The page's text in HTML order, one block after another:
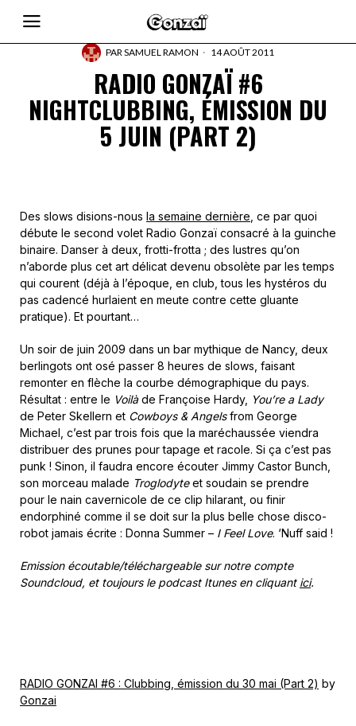
PARSAMUEL RAMON 14 AOÛT 2011
RADIO GONZAÏ #6
NIGHTCLUBBING, ÉMISSION DU
5 JUIN (PART 2)
Des slows disions-nous la semaine dernière , ce par quoi
débute le second volet Radio Gonzaï consacré à la guinche
binaire. Danser à deux, frotti-frotta ; des lustres qu’on
n’aborde plus cet art délicat devenu obsolète par les temps
qui courent (déjà à l’époque, en club, tous les hystéros du
pas cadencé hurlaient en meute contre cette gluante
pratique). Et pourtant…
Un soir de juin 2009 dans un bar mythique de Nancy, deux
berlingots ont osé passer 8 heures de slows, faisant
remonter en flèche la courbe démographique du pays.
Résultat : entre le Voilàde Françoise Hardy, You’re a Lady
de Peter Skellern et Cowboys & Angelsfrom George
Michael, c’est par trois fois que la maréchaussée viendra
distribuer des prunes pour tapage et racole. Si ça c’est pas
punk ! Sinon, il faudra encore écouter Jimmy Castor Bunch,
son morceau malade Troglodyteet soudain se prendre
pour le nain cavernicole de ce clip hilarant, ou finir
endorphiné comme il se doit sur la plus belle chose disco-
robot jamais écrite : Donna Summer – I Feel Love. ‘Nuff said !
Emission écoutable/téléchargeable sur notre compte
Soundcloud, et toujours le podcast Itunes en cliquant ici.
RADIO GONZAI #6 : Clubbing, émission du 30 mai (Part 2) by
Gonzai